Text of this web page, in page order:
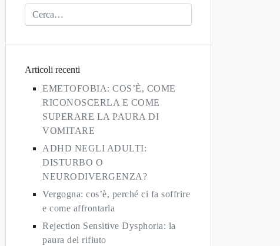
Articoli recenti
EMETOFOBIA: COS’È, COME
RICONOSCERLA E COME
SUPERARE LA PAURA DI
VOMITARE
ADHD NEGLI ADULTI:
DISTURBO O
NEURODIVERGENZA?
Vergogna: cos’è, perché ci fa soffrire
e come affrontarla
Rejection Sensitive Dysphoria: la
paura del rifiuto